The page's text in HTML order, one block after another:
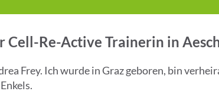
Cell-Re-Active Trainerin in
Frey. Ich wurde in Graz geboren, bin